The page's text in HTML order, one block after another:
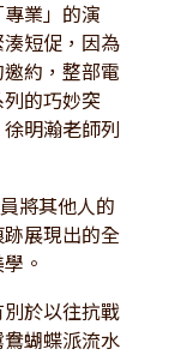
業」的演
短促，因為
約，整部電
的巧妙突
明瀚老師列
將其他人的
展現出的全
。
於以往抗戰
蝴蝶派流水